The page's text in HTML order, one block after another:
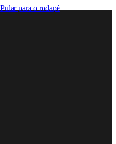
Pular para o rodapé